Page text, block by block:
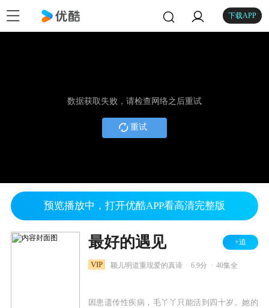
下载APP
数据获取失败，请检查网络之后重试
重试
预览播放中，打开优酷APP看高清完整版
最好的遇见 +追
VIP 颖儿明道重现爱的真谛 6.9分 40集全
因患遗传性疾病，毛丫丫只能活到四十岁。她的